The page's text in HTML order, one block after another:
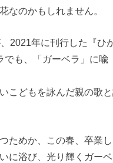
なのかもしれません。
2021年に刊行した『ひ
も、「ガーベラ」に喩
こどもを詠んだ親の歌
ためか、この春、卒業
に浴び、光り輝くガー